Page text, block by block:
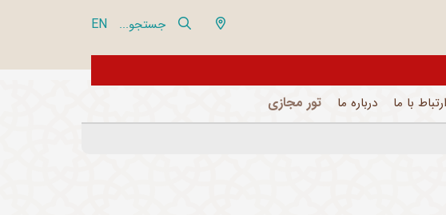
جستجو... EN
از تور مجازی 360 درجه مجموعه فرهنگی تاریخی نیاوران بازدید نمایید
ارتباط با ما درباره ما تور مجازی